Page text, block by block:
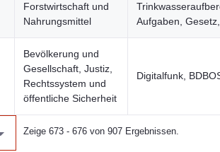
Forstwirtschaft und
Nahrungsmittel
Aufgaben,
Bevölkerung und
Gesellschaft, Justiz,
Rechtssystem und
öffentliche Sicherheit
Digitalfunk,
Zeige 673 - 676 von 907 Ergebnissen.